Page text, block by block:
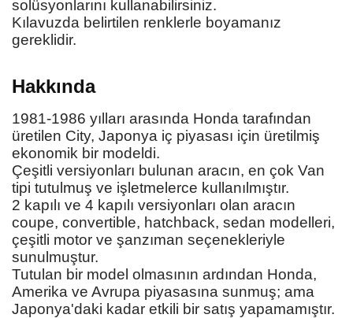
solüsyonlarını kullanabilirsiniz.
Kılavuzda belirtilen renklerle boyamanız
gereklidir.
Hakkında
1981-1986 yılları arasında Honda tarafından
üretilen City, Japonya iç piyasası için üretilmiş
ekonomik bir modeldi.
Çeşitli versiyonları bulunan aracın, en çok Van
tipi tutulmuş ve işletmelerce kullanılmıştır.
2 kapılı ve 4 kapılı versiyonları olan aracın
coupe, convertible, hatchback, sedan modelleri,
çeşitli motor ve şanzıman seçenekleriyle
sunulmuştur.
Tutulan bir model olmasının ardından Honda,
Amerika ve Avrupa piyasasına sunmuş; ama
Japonya'daki kadar etkili bir satış yapamamıştır.